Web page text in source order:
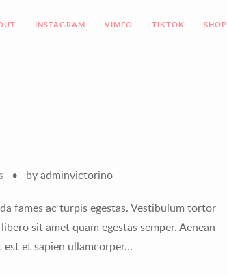
INSTAGRAM VIMEO TIKTOK SHOP
• by adminvictorino
fames ac turpis egestas. Vestibulum tortor
sit amet quam egestas semper. Aenean
et sapien ullamcorper…